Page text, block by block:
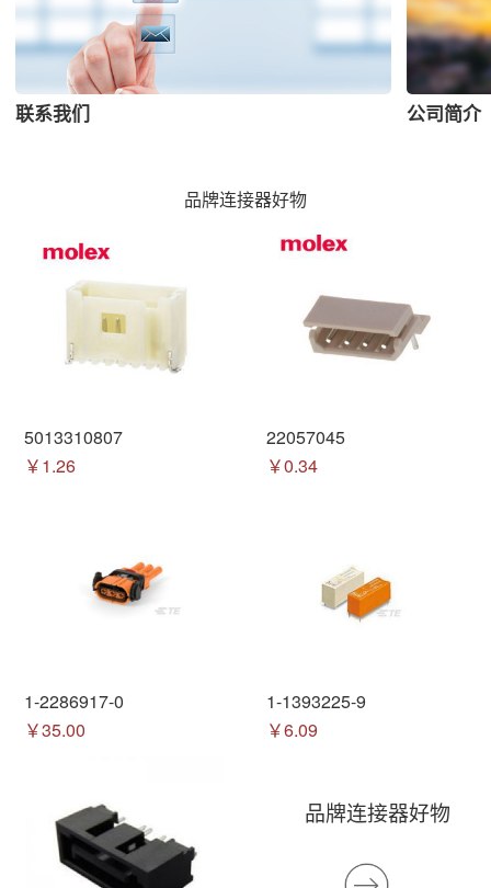
联系我们 公司简介
品牌连接器好物
5013310807
￥1.26
22057045
￥0.34
1-2286917-0
￥35.00
1-1393225-9
￥6.09
品牌连接器好物